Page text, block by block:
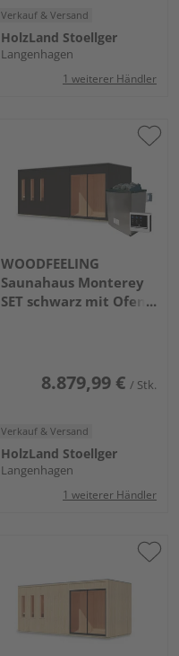
Verkauf & Versand
HolzLand Stoellger
Langenhagen
1 weiterer Händler
WOODFEELING
Saunahaus Monterey
SET schwarz mit Ofen
8.879,99 € / Stk.
Verkauf & Versand
HolzLand Stoellger
Langenhagen
1 weiterer Händler